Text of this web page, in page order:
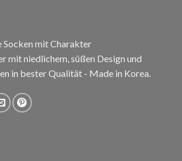
Socken mit Charakter
mit niedlichem, süßen Design und
in bester Qualität - Made in Korea.